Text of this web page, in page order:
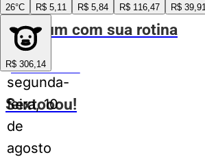
26°C R$ 5,11 R$ 5,84 R$ 116,47 R$ 39,91
R$ 306,14
segunda-
feira, 10
de
agosto
Cada um com sua rotina
MEMES DO VOVÔ
Sextooou!